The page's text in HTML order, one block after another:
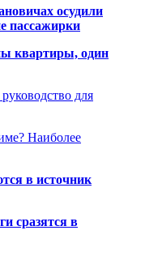
осудили
пассажирки
квартиры, один
для
Наиболее
в источник
сразятся в